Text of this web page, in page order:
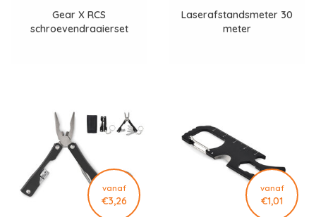
Gear X RCS
schroevendraaierset
Laserafstandsmeter 30
meter
vanaf
€3,26
vanaf
€1,01